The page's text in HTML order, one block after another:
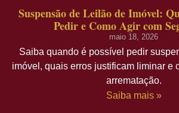
Suspensão de Leilão de Imóvel:
Pedir e Como Agir com
maio 18, 2026
Saiba quando é possível pedir
imóvel, quais erros justificam liminar e
arrematação.
Saiba mais »